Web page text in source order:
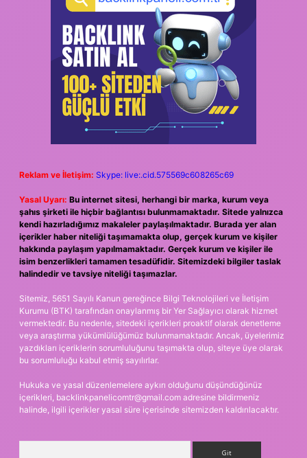
Reklam ve İletişim: Skype: live:.cid.575569c608265c69
Yasal Uyarı: Bu internet sitesi, herhangi bir marka, kurum veya
şahıs şirketi ile hiçbir bağlantısı bulunmamaktadır. Sitede yalnızca
kendi hazırladığımız makaleler paylaşılmaktadır. Burada yer alan
içerikler haber niteliği taşımamakta olup, gerçek kurum ve kişiler
hakkında paylaşım yapılmamaktadır. Gerçek kurum ve kişiler ile
isim benzerlikleri tamamen tesadüfidir. Sitemizdeki bilgiler taslak
halindedir ve tavsiye niteliği taşımazlar.
Sitemiz, 5651 Sayılı Kanun gereğince Bilgi Teknolojileri ve İletişim
Kurumu (BTK) tarafından onaylanmış bir Yer Sağlayıcı olarak hizmet
vermektedir. Bu nedenle, sitedeki içerikleri proaktif olarak denetleme
veya araştırma yükümlülüğümüz bulunmamaktadır. Ancak, üyelerimiz
yazdıkları içeriklerin sorumluluğunu taşımakta olup, siteye üye olarak
bu sorumluluğu kabul etmiş sayılırlar.
Hukuka ve yasal düzenlemelere aykırı olduğunu düşündüğünüz
içerikleri, backlinkpanelicomtr@gmail.com adresine bildirmeniz
halinde, ilgili içerikler yasal süre içerisinde sitemizden kaldırılacaktır.